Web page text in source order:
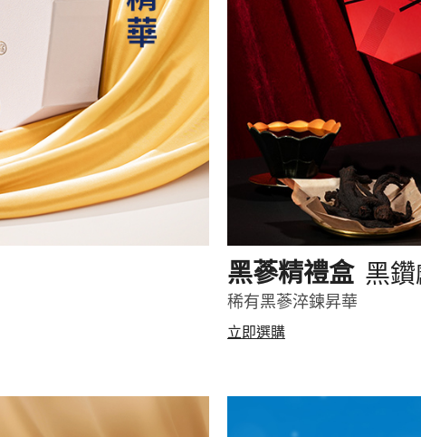
黑蔘精禮盒 黑
稀有黑蔘淬鍊昇華
立即選購